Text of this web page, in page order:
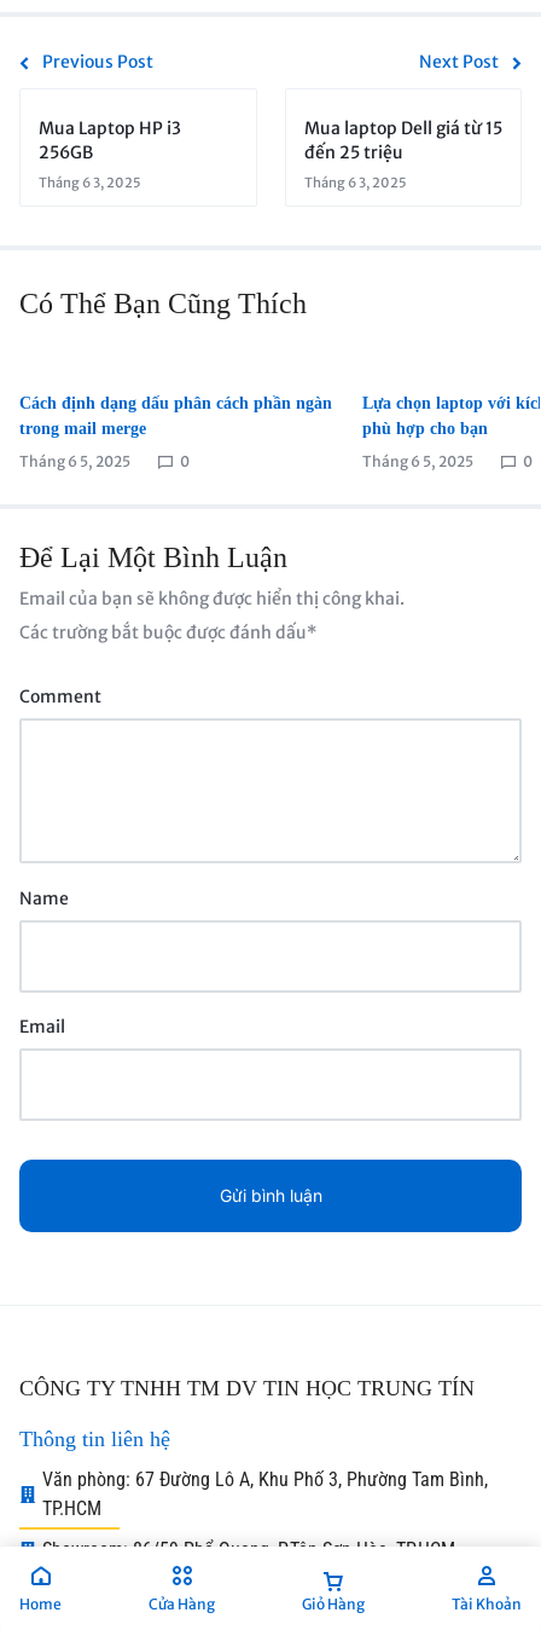
Previous Post Next Post
Mua Laptop HP i3
256GB
Tháng 6 3, 2025
Mua laptop Dell giá từ 15
đến 25 triệu
Tháng 6 3, 2025
Có Thể Bạn Cũng Thích
Cách định dạng dấu phân cách phần ngàn
trong mail merge
Tháng 6 5, 2025
0
Lựa chọn laptop với
phù hợp cho bạn
Tháng 6 5, 2025
0
Để Lại Một Bình Luận
Email của bạn sẽ không được hiển thị công khai.
Các trường bắt buộc được đánh dấu*
Comment
Name
Email
CÔNG TY TNHH TM DV TIN HỌC TRUNG TÍN
Thông tin liên hệ
Văn phòng: 67 Đường Lô A, Khu Phố 3, Phường Tam Bình,
TP.HCM
Showroom: 86/59 Phổ Quang, P.Tân Sơn Hòa ,TP.HCM
Điện Thoại: 028 6679 7192
Home Cửa Hàng Giỏ Hàng Tài Khoản